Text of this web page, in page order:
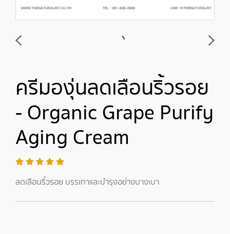
ครีมองุ่นลดเลือนริ้วรอย
- Organic Grape Purify
Aging Cream
ลดเลือนริ้วรอย บรรเทาและบำรุงอย่างบางเบา